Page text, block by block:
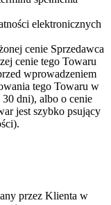
elektronicznych
cenie Sprzedawca
cenie tego Towaru
wprowadzeniem
tego Towaru w
dni), albo o cenie
jest szybko psujący
przez Klienta w